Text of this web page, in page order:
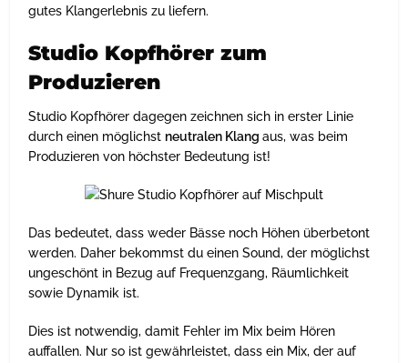
gutes Klangerlebnis zu liefern.
Studio Kopfhörer zum
Produzieren
Studio Kopfhörer dagegen zeichnen sich in erster Linie
durch einen möglichst neutralen Klangaus, was beim
Produzieren von höchster Bedeutung ist!
Das bedeutet, dass weder Bässe noch Höhen überbetont
werden. Daher bekommst du einen Sound, der möglichst
ungeschönt in Bezug auf Frequenzgang, Räumlichkeit
sowie Dynamik ist.
Dies ist notwendig, damit Fehler im Mix beim Hören
auffallen. Nur so ist gewährleistet, dass ein Mix, der auf